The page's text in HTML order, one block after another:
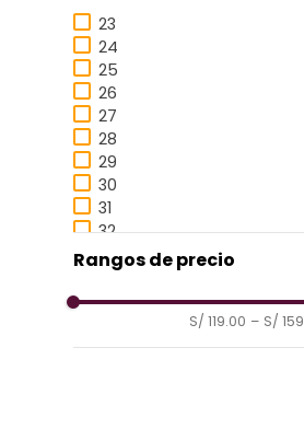
23
24
25
26
27
28
29
30
31
32
Rangos de precio
S/ 119.00 – S/